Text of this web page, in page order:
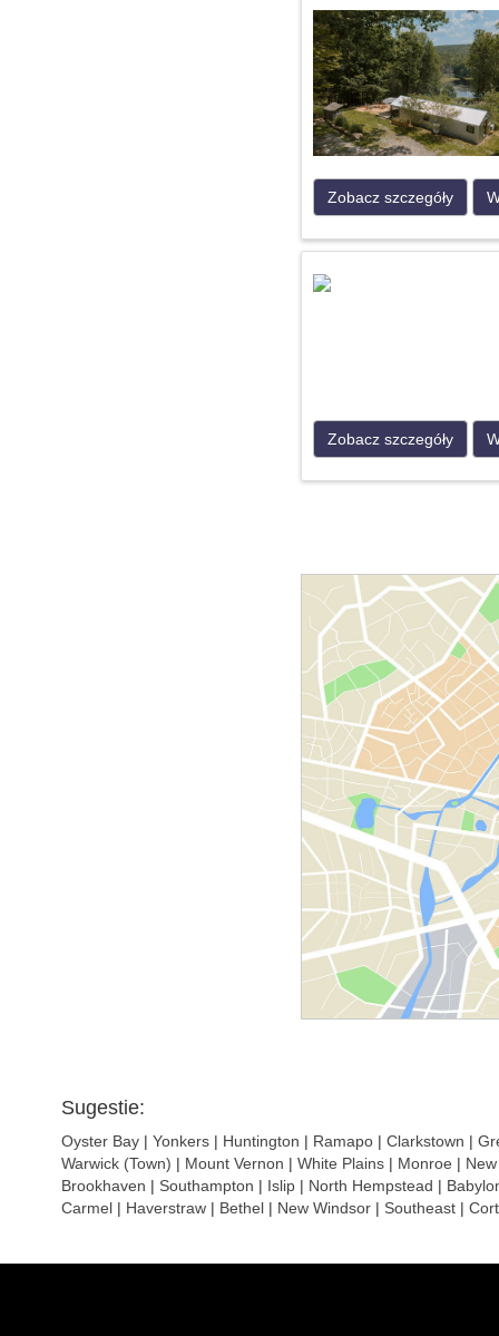
Zobacz szczegóły
Zobacz szczegóły
Sugestie:
Oyster Bay | Yonkers | Huntington | Ramapo | Clarkstown |
Warwick (Town) | Mount Vernon | White Plains | Monroe |
Brookhaven | Southampton | Islip | North Hempstead |
Carmel | Haverstraw | Bethel | New Windsor | Southeast |